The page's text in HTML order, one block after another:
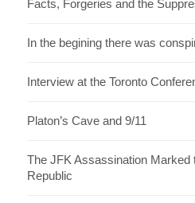
Facts, Forgeries and the
In the begining there was
Interview at the Toronto
Platon’s Cave and 9/11
The JFK Assassination Marked
Republic